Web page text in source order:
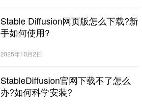
Stable Diffusion网页版怎么下载?新
手如何使用?
2025年10月2日
StableDiffusion官网下载不了怎么
办?如何科学安装?